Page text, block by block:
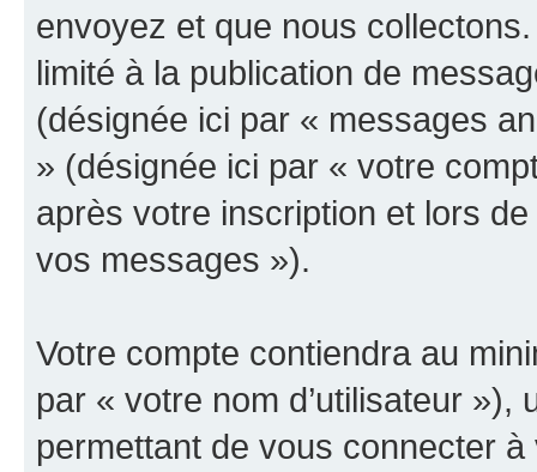
envoyez et que nous
limité à la publication de
(désignée ici par « messages
» (désignée ici par « votre
après votre inscription et lors
vos messages »).
Votre compte contiendra au
par « votre nom d’utilisateur
permettant de vous connecter